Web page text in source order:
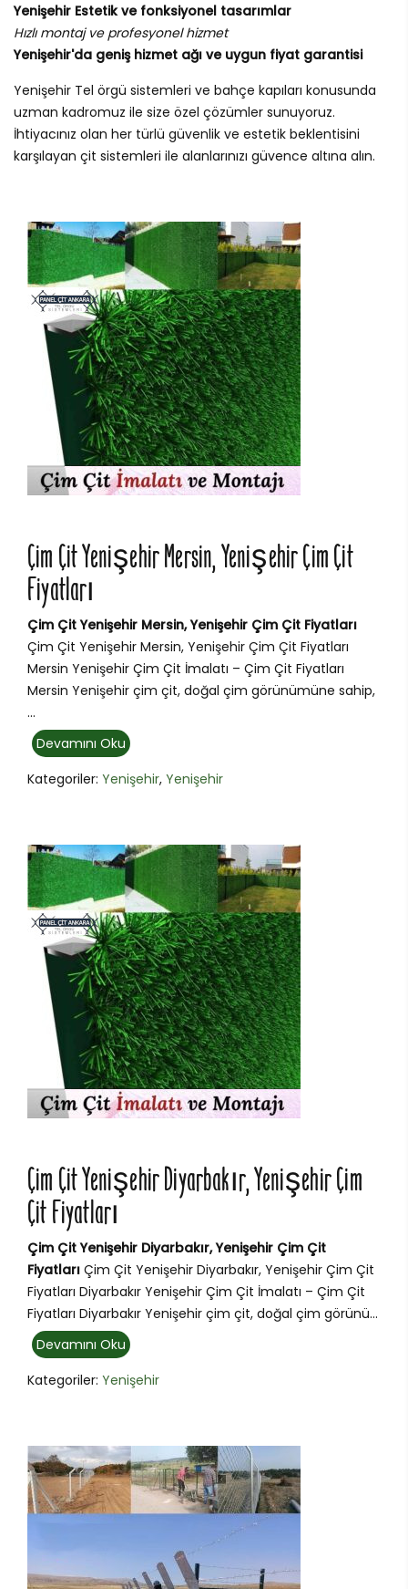
Yenişehir Estetik ve fonksiyonel tasarımlar
Hızlı montaj ve profesyonel hizmet
Yenişehir'da geniş hizmet ağı ve uygun fiyat garantisi
Yenişehir Tel örgü sistemleri ve bahçe kapıları konusunda
uzman kadromuz ile size özel çözümler sunuyoruz.
İhtiyacınız olan her türlü güvenlik ve estetik beklentisini
karşılayan çit sistemleri ile alanlarınızı güvence altına alın.
Çim Çit Yenişehir Mersin, Yenişehir Çim Çit
Fiyatları
Çim Çit Yenişehir Mersin, Yenişehir Çim Çit Fiyatları
Çim Çit Yenişehir Mersin, Yenişehir Çim Çit Fiyatları
Mersin Yenişehir Çim Çit İmalatı – Çim Çit Fiyatları
Mersin Yenişehir çim çit, doğal çim görünümüne sahip,
...
Devamını Oku
Kategoriler: Yenişehir, Yenişehir
Çim Çit Yenişehir Diyarbakır, Yenişehir Çim
Çit Fiyatları
Çim Çit Yenişehir Diyarbakır, Yenişehir Çim Çit
Fiyatları Çim Çit Yenişehir Diyarbakır, Yenişehir Çim Çit
Fiyatları Diyarbakır Yenişehir Çim Çit İmalatı – Çim Çit
Fiyatları Diyarbakır Yenişehir çim çit, doğal çim görünü...
Devamını Oku
Kategoriler: Yenişehir